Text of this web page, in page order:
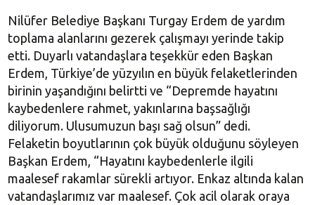
Nilüfer Belediye Başkanı Turgay Erdem de yardım
toplama alanlarını gezerek çalışmayı yerinde takip
etti. Duyarlı vatandaşlara teşekkür eden Başkan
Erdem, Türkiye’de yüzyılın en büyük felaketlerinden
birinin yaşandığını belirtti ve “Depremde hayatını
kaybedenlere rahmet, yakınlarına başsağlığı
diliyorum. Ulusumuzun başı sağ olsun” dedi.
Felaketin boyutlarının çok büyük olduğunu söyleyen
Başkan Erdem, “Hayatını kaybedenlerle ilgili
maalesef rakamlar sürekli artıyor. Enkaz altında kalan
vatandaşlarımız var maalesef. Çok acil olarak oraya